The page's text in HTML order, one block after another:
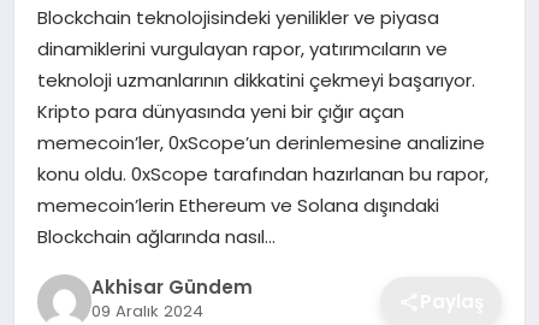
YAŞAM
Blockchain teknolojisindeki yenilikler ve piyasa
dinamiklerini vurgulayan rapor, yatırımcıların ve
teknoloji uzmanlarının dikkatini çekmeyi başarıyor.
Kripto para dünyasında yeni bir çığır açan
memecoin’ler, 0xScope’un derinlemesine analizine
konu oldu. 0xScope tarafından hazırlanan bu rapor,
memecoin’lerin Ethereum ve Solana dışındaki
Blockchain ağlarında nasıl…
Akhisar Gündem
09 Aralık 2024